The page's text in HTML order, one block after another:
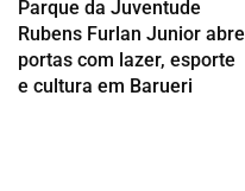
Parque da Juventude
Rubens Furlan Junior abre
portas com lazer, esporte
e cultura em Barueri